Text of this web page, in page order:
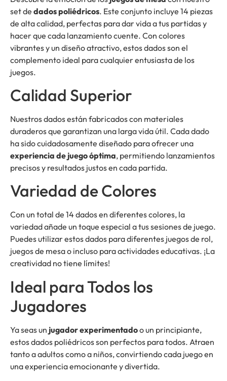
set de dados poliédricos. Este conjunto incluye 14 piezas
de alta calidad, perfectas para dar vida a tus partidas y
hacer que cada lanzamiento cuente. Con colores
vibrantes y un diseño atractivo, estos dados son el
complemento ideal para cualquier entusiasta de los
juegos.
Calidad Superior
Nuestros dados están fabricados con materiales
duraderos que garantizan una larga vida útil. Cada dado
ha sido cuidadosamente diseñado para ofrecer una
experiencia de juego óptima, permitiendo lanzamientos
precisos y resultados justos en cada partida.
Variedad de Colores
Con un total de 14 dados en diferentes colores, la
variedad añade un toque especial a tus sesiones de juego.
Puedes utilizar estos dados para diferentes juegos de rol,
juegos de mesa o incluso para actividades educativas. ¡La
creatividad no tiene límites!
Ideal para Todos los
Jugadores
Ya seas un jugador experimentadoo un principiante,
estos dados poliédricos son perfectos para todos. Atraen
tanto a adultos como a niños, convirtiendo cada juego en
una experiencia emocionante y divertida.